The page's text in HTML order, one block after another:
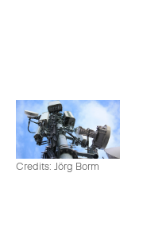
Credits: Jörg Borm